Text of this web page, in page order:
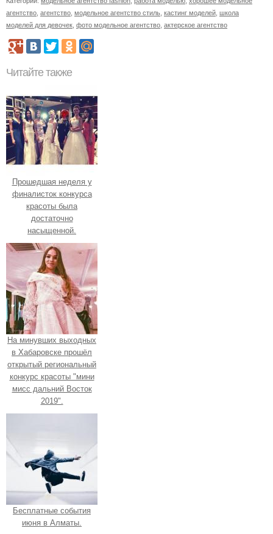
агентство агентство модельное агентство стиль кастинг моделей школа
моделей для девочек фото модельное агентство актерское агентство
Читайте также
Прошедшая неделя у
финалисток конкурса
красоты была
достаточно
насыщенной.
На минувших выходных
в Хабаровске прошёл
открытый региональный
конкурс красоты "мини
мисс дальний Восток
2019".
Бесплатные события
июня в Алматы.